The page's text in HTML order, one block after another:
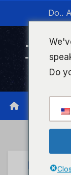
wechseln
Do..
Do